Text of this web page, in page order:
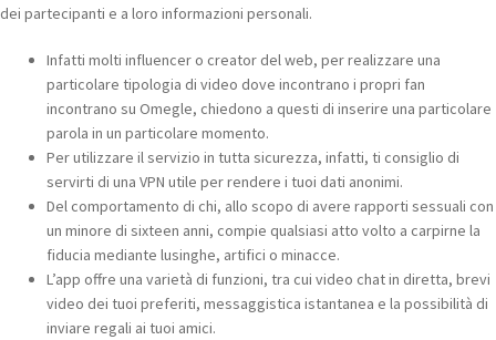
dei partecipanti e a loro informazioni personali.
Infatti molti influencer o creator del web, per realizzare una
particolare tipologia di video dove incontrano i propri fan
incontrano su Omegle, chiedono a questi di inserire una particolare
parola in un particolare momento.
Per utilizzare il servizio in tutta sicurezza, infatti, ti consiglio di
servirti di una VPN utile per rendere i tuoi dati anonimi.
Del comportamento di chi, allo scopo di avere rapporti sessuali con
un minore di sixteen anni, compie qualsiasi atto volto a carpirne la
fiducia mediante lusinghe, artifici o minacce.
L’app offre una varietà di funzioni, tra cui video chat in diretta, brevi
video dei tuoi preferiti, messaggistica istantanea e la possibilità di
inviare regali ai tuoi amici.